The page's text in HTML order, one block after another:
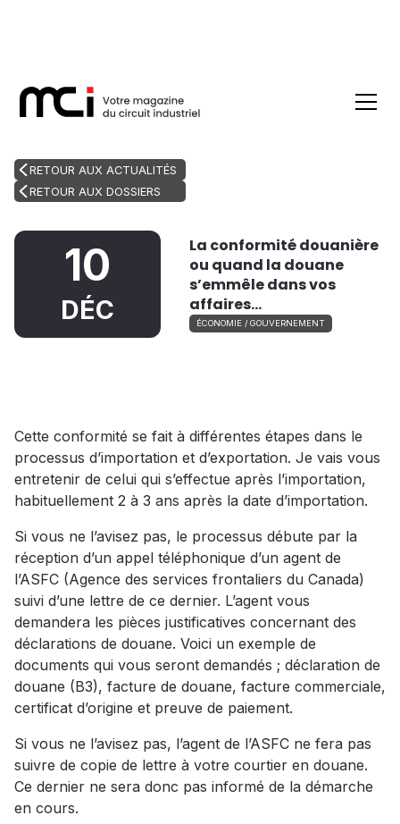
RETOUR AUX ACTUALITÉS
RETOUR AUX DOSSIERS
10
DÉC
La conformité douanière
ou quand la douane
s’emmêle dans vos
affaires…
ÉCONOMIE / GOUVERNEMENT
Cette conformité se fait à différentes étapes dans le
processus d’importation et d’exportation. Je vais vous
entretenir de celui qui s’effectue après l’importation,
habituellement 2 à 3 ans après la date d’importation.
Si vous ne l’avisez pas, le processus débute par la
réception d’un appel téléphonique d’un agent de
l’ASFC (Agence des services frontaliers du Canada)
suivi d’une lettre de ce dernier. L’agent vous
demandera les pièces justificatives concernant des
déclarations de douane. Voici un exemple de
documents qui vous seront demandés ; déclaration de
douane (B3), facture de douane, facture commerciale,
certificat d’origine et preuve de paiement.
Si vous ne l’avisez pas, l’agent de l’ASFC ne fera pas
suivre de copie de lettre à votre courtier en douane.
Ce dernier ne sera donc pas informé de la démarche
en cours.